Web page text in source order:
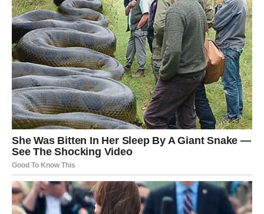
odustajući od traženja liječničke pomoći. Ipak, nakon što se na
kraju obratila liječniku, dobila je poražavajuću presudu o
četvrtom stadiju raka debelog crijeva. Specijalisti se upuštaju u
detaljan razgovor o ovoj temi, zalazeći u simptome koji
uključuju nelagodu u trbuhu, neredovito pražnjenje crijeva,
proljev i razne druge gastrointestinalne probleme.
Rijetka stolica može biti ključni pokazatelj na koji treba obratiti
pozornost. Dr. Cekini naglašava da pacijenti trebaju biti oprezni
ako uoče primjetnu promjenu debljine ili razrijeđenosti stolice,
nalik veličini olovke, jer to potencijalno može ukazivati ​​na rak
debelog crijeva. Ova pojava je obično povezana s tumorima
koji se nalaze blizu kraja debelog crijeva ili onima koji
zahvaćaju cijelu unutarnju ovojnicu, što dovodi do sužavanja